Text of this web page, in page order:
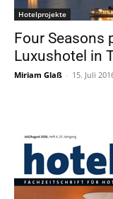
Hotelprojekte
Four Seasons
Luxushotel in
Miriam Glaß - 15. Juli